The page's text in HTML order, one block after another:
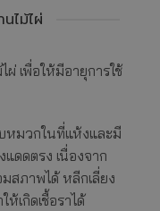
ไม้ไผ่
เพื่อให้มีอายุการใช้
บหมวกในที่แห้งและมี
แดดตรง เนื่องจาก
สภาพได้ หลีกเลี่ยง
เกิดเชื้อราได้